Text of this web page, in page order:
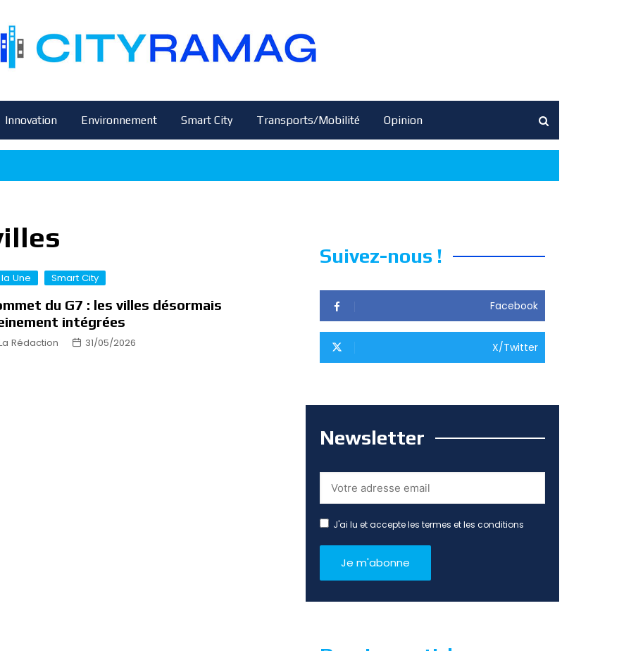
Innovation Environnement Smart City Transports/Mobilité Opinion
Une Smart City
du G7 : les villes désormais
intégrées
Rédaction 31/05/2026
Suivez-nous !
Facebook
X/Twitter
Newsletter
J'ai lu et accepte les termes et les conditions